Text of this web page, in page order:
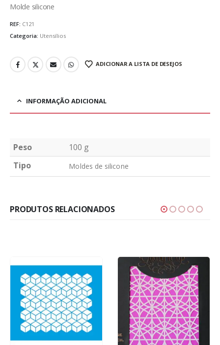
Molde silicone
REF: C121
Categoria: Utensílios
ADICIONAR A LISTA DE DESEJOS
INFORMAÇÃO ADICIONAL
Peso
100 g
Tipo
Moldes de silicone
PRODUTOS RELACIONADOS